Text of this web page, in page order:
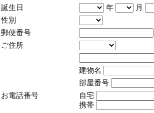
誕生日
年
月
性別
郵便番号
ご住所
建物名
部屋番号
お電話番号
自宅
携帯